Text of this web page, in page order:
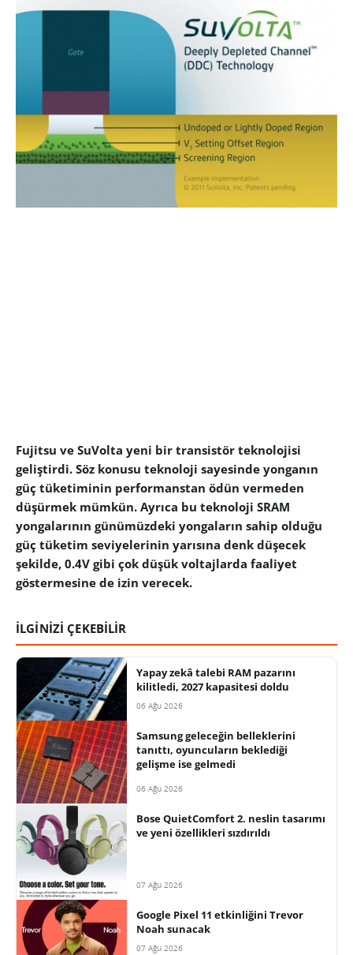
Fujitsu ve SuVolta yeni bir transistör teknolojisi
geliştirdi. Söz konusu teknoloji sayesinde yonganın
güç tüketiminin performanstan ödün vermeden
düşürmek mümkün. Ayrıca bu teknoloji SRAM
yongalarının günümüzdeki yongaların sahip olduğu
güç tüketim seviyelerinin yarısına denk düşecek
şekilde, 0.4V gibi çok düşük voltajlarda faaliyet
göstermesine de izin verecek.
İLGİNİZİ ÇEKEBİLİR
Yapay zekâ talebi RAM pazarını
kilitledi, 2027 kapasitesi doldu
06 Ağu 2026
Samsung geleceğin belleklerini
tanıttı, oyuncuların beklediği
gelişme ise gelmedi
06 Ağu 2026
Bose QuietComfort 2. neslin tasarımı
ve yeni özellikleri sızdırıldı
07 Ağu 2026
Google Pixel 11 etkinliğini Trevor
Noah sunacak
07 Ağu 2026